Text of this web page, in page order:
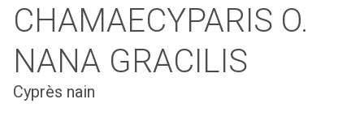
CHAMAECYPARIS O.
NANA GRACILIS
Cyprès nain